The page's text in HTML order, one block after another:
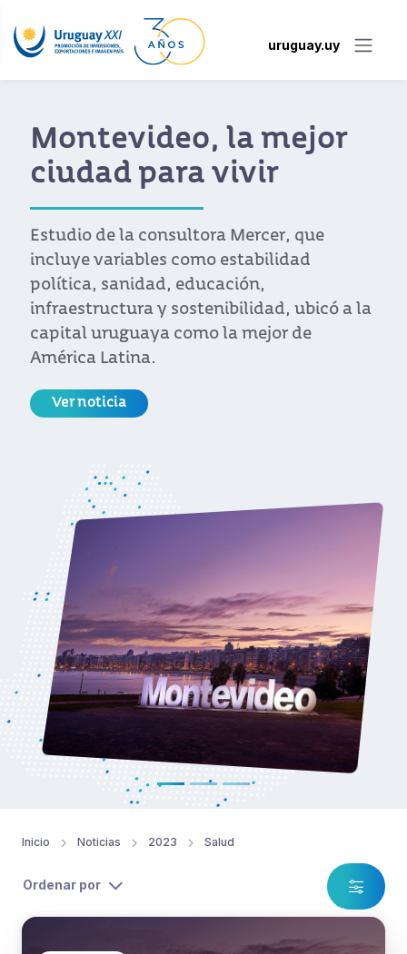
uruguay.uy
Montevideo, la mejor
ciudad para vivir
Estudio de la consultora Mercer, que
incluye variables como estabilidad
política, sanidad, educación,
infraestructura y sostenibilidad, ubicó a la
capital uruguaya como la mejor de
América Latina.
Ver noticia
Inicio Noticias 2023 Salud
Ordenar por